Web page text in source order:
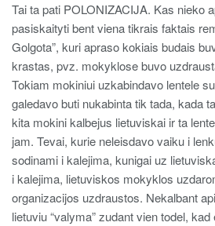
Tai ta pati POLONIZACIJA. Kas nieko
pasiskaityti bent viena tikrais faktais
Golgota”, kuri apraso kokiais budais
krastas, pvz. mokyklose buvo
Tokiam mokiniui uzkabindavo lentele
galedavo buti nukabinta tik tada, kada
kita mokini kalbejus lietuviskai ir ta
jam. Tevai, kurie neleisdavo vaiku i
sodinami i kalejima, kunigai uz
i kalejima, lietuviskos mokyklos
organizacijos uzdraustos. Nekalbant
lietuviu “valyma” zudant vien todel,